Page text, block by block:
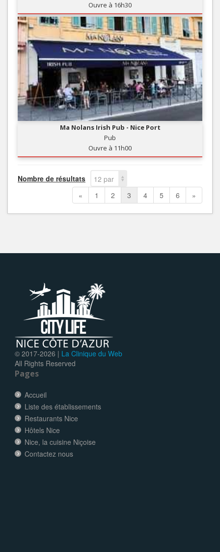
Ouvre à 16h30
Ma Nolans Irish Pub - Nice Port
Pub
Ouvre à 11h00
Nombre de résultats
12 par
page
« 1 2 3 4 5 6 »
© 2017-2026 | La Clinique du Web
All Rights Reserved
Pages
Accueil
Liste des établissements
Restaurants Nice
Hôtels Nice
Nice, la cuisine Niçoise
Contactez nous